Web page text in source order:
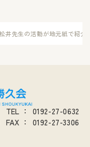
井先生の活動が地元紙で紹介
TEL ：
0192-27-0632
FAX ： 0192-27-3306